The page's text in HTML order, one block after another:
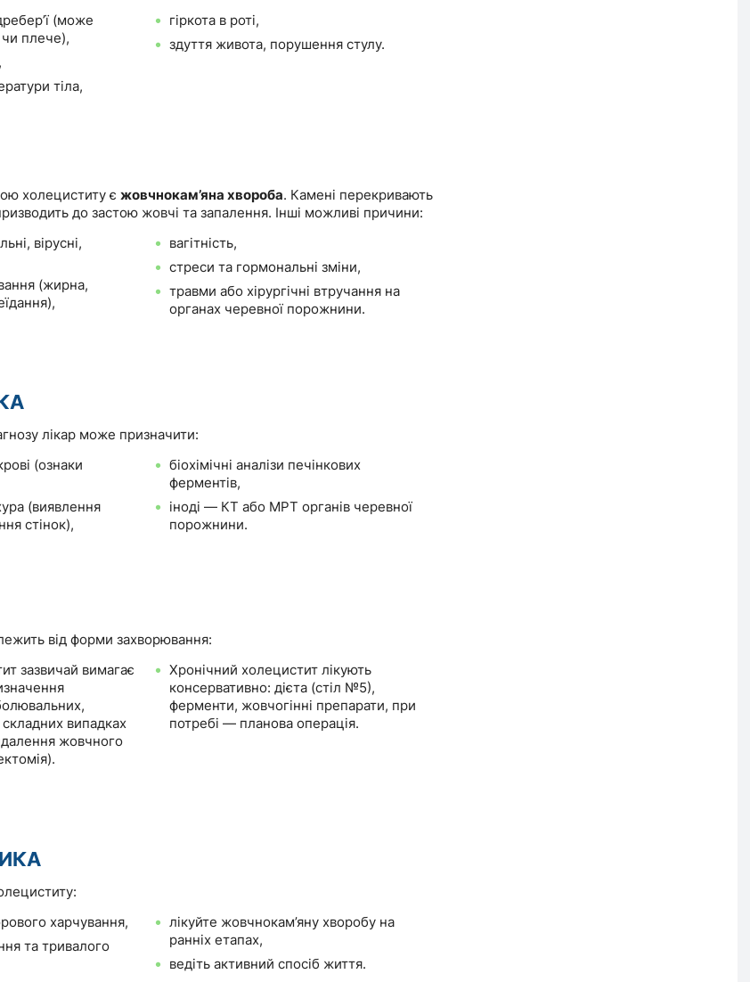
(може
чи плече),
тіла,
гіркота в роті,
здуття живота, порушення стулу.
холециститу є жовчнокам’яна хвороба. Камені перекривають
до застою жовчі та запалення. Інші можливі причини:
вірусні,
(жирна,
вагітність,
стреси та гормональні зміни,
травми або хірургічні втручання на
органах черевної порожнини.
лікар може призначити:
(ознаки
(виявлення
стінок),
біохімічні аналізи печінкових
ферментів,
іноді — КТ або МРТ органів черевної
порожнини.
від форми захворювання:
зазвичай вимагає
складних випадках
жовчного
Хронічний холецистит лікують
консервативно: дієта (стіл №5),
ферменти, жовчогінні препарати, при
потребі — планова операція.
харчування,
та тривалого
лікуйте жовчнокам’яну хворобу на
ранніх етапах,
ведіть активний спосіб життя.